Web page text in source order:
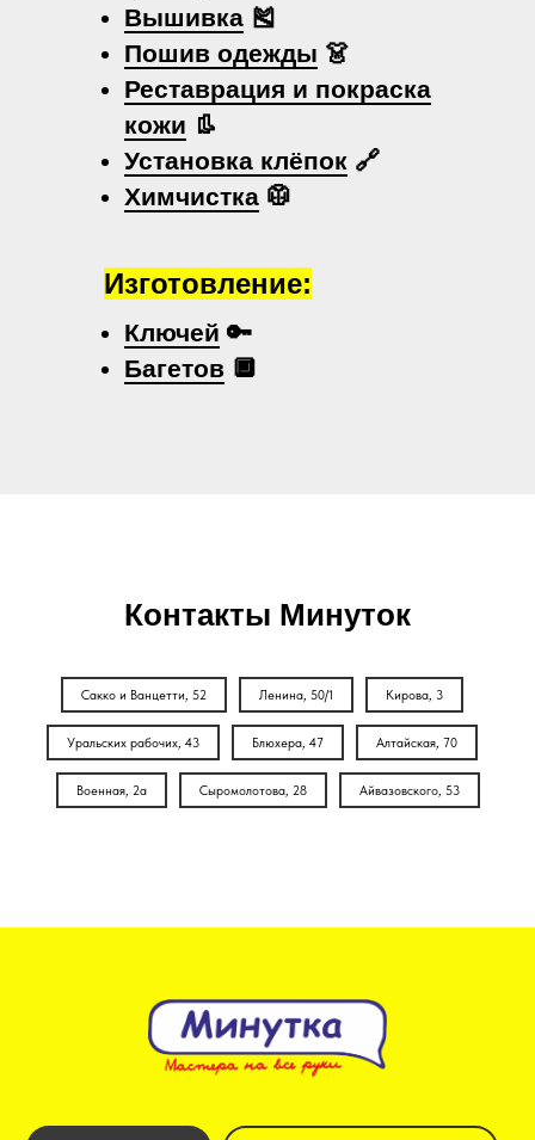
Вышивка 🎽
Пошив одежды 👗
Реставрация и покраска
кожи 👢
Установка клёпок 🔗
Химчистка 🥼
Ключей 🔑
Багетов 🔲
Изготовление:
Контакты Минуток
Сакко и Ванцетти, 52 Ленина, 50/1 Кирова, 3
Уральских рабочих, 43 Блюхера, 47 Алтайская, 70
Военная, 2а Сыромолотова, 28 Айвазовского, 53